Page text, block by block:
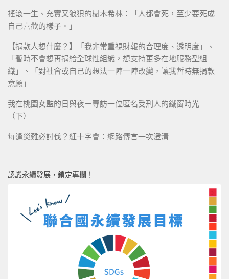
搖滾一生、充實又狼狽的樹木希林：「人都會死，至少要死成
自己喜歡的樣子。」
【捐款人想什麼？】「我非常重視財報的合理度、透明度」、
「暫時不會想再捐給全球性組織，想支持更多在地服務型組
織」、「對社會或自己的想法一陣一陣改變，讓我暫時無捐款
意願」
我在桃園女監的日與夜－專訪一位匿名受刑人的鐵窗時光
（下）
每逢災難必討伐？紅十字會：網路傳言一次澄清
認識永續發展，鎖定專欄！